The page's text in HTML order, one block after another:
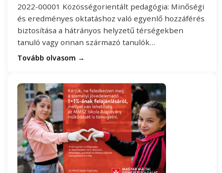
2022-00001 Közösségorientált pedagógia: Minőségi
és eredményes oktatáshoz való egyenlő hozzáférés
biztosítása a hátrányos helyzetű térségekben
tanuló vagy onnan származó tanulók…
Tovább olvasom →